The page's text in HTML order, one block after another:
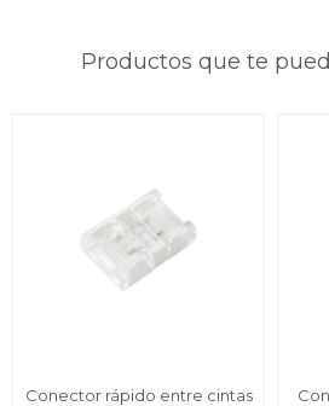
Productos que te
Conector rápido entre cintas